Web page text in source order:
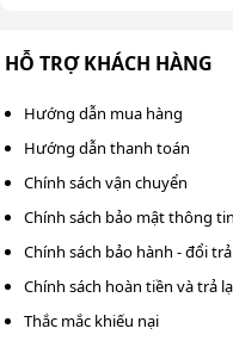
hàng hợp lý. Khi có
hàng có thể liên hệ
758 - 0982 090 819
nhanh nhất.
>>> Xem thêm:Máy
HỖ TRỢ KHÁCH HÀNG
Hướng dẫn mua hàng
Hướng dẫn thanh toán
Chính sách vận chuyển
Chính sách bảo mật thông tin
Chính sách bảo hành - đổi trả
Chính sách hoàn tiền và trả
Thắc mắc khiếu nại